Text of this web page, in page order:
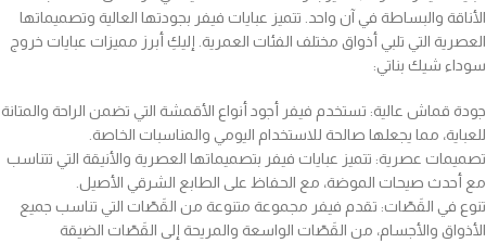
الأناقة والبساطة في آن واحد. تتميز عبايات فيفر بجودتها العالية وتصميماتها
العصرية التي تلبي أذواق مختلف الفئات العمرية. إليكِ أبرز مميزات عبايات خروج
سوداء شيك بناتي:
جودة قماش عالية: تستخدم فيفر أجود أنواع الأقمشة التي تضمن الراحة والمتانة
للعباية، مما يجعلها صالحة للاستخدام اليومي والمناسبات الخاصة.
تصميمات عصرية: تتميز عبايات فيفر بتصميماتها العصرية والأنيقة التي تتناسب
مع أحدث صيحات الموضة، مع الحفاظ على الطابع الشرقي الأصيل.
تنوع في القَصّات: تقدم فيفر مجموعة متنوعة من القَصّات التي تناسب جميع
الأذواق والأجسام، من القَصّات الواسعة والمريحة إلى القَصّات الضيقة